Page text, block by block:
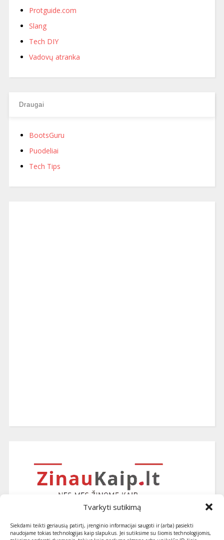
Tvarkyti sutikimą
Siekdami teikti geriausią patirtį, įrenginio informacijai saugoti ir (arba) pasiekti
naudojame tokias technologijas kaip slapukus. Jei sutiksime su šiomis technologijomis,
Protguide.com
Slang
Tech DIY
Vadovų atranka
Draugai
BootsGuru
Puodeliai
Tech Tips